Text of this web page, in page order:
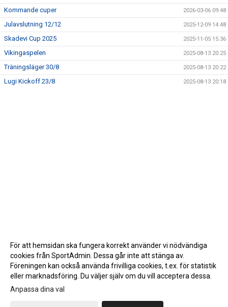
Kommande cuper 2026-03-06 09:48
Julavslutning 12/12 2025-12-09 14:48
Skadevi Cup 2025 2025-11-05 15:36
Vikingaspelen 2025-08-13 20:25
Träningsläger 30/8 2025-08-13 20:22
Lugi Kickoff 23/8 2025-08-13 20:18
Gå till Webbversion
För att hemsidan ska fungera korrekt använder vi nödvändiga
cookies från SportAdmin. Dessa går inte att stänga av.
Föreningen kan också använda frivilliga cookies, t.ex. för statistik
eller marknadsföring. Du väljer själv om du vill acceptera dessa.
Anpassa dina val